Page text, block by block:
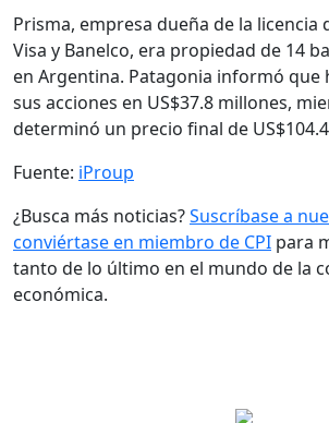
Prisma, empresa dueña de la licencia
Visa y Banelco, era propiedad de 14
en Argentina. Patagonia informó que
sus acciones en US$37.8 millones,
determinó un precio final de
Fuente: iProup
¿Busca más noticias?Suscríbase a
conviértase en miembro de CPI para
tanto de lo último en el mundo de la
económica.